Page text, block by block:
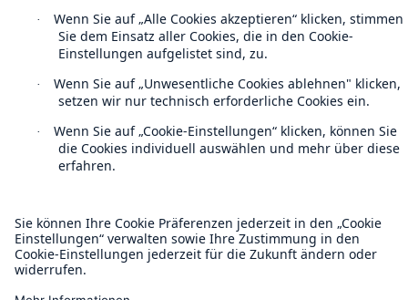
Impressum
Barrierefreiheit-Modus
Munich Re’s Statement on the UK Modern Slavery Act